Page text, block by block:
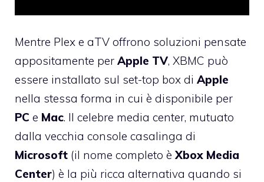
Mentre Plex e aTV offrono soluzioni pensate
appositamente per Apple TV, XBMC può
essere installato sul set-top box di Apple
nella stessa forma in cui è disponibile per
PC e Mac. Il celebre media center, mutuato
dalla vecchia console casalinga di
Microsoft (il nome completo èXbox Media
Center) è la più ricca alternativa quando si